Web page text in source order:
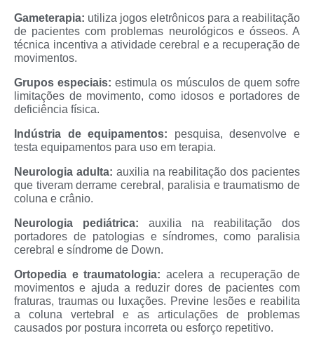
Gameterapia: utiliza jogos eletrônicos para a reabilitação
de pacientes com problemas neurológicos e ósseos. A
técnica incentiva a atividade cerebral e a recuperação de
movimentos.
Grupos especiais: estimula os músculos de quem sofre
limitações de movimento, como idosos e portadores de
deficiência física.
Indústria de equipamentos: pesquisa, desenvolve e
testa equipamentos para uso em terapia.
Neurologia adulta: auxilia na reabilitação dos pacientes
que tiveram derrame cerebral, paralisia e traumatismo de
coluna e crânio.
Neurologia pediátrica: auxilia na reabilitação dos
portadores de patologias e síndromes, como paralisia
cerebral e síndrome de Down.
Ortopedia e traumatologia: acelera a recuperação de
movimentos e ajuda a reduzir dores de pacientes com
fraturas, traumas ou luxações. Previne lesões e reabilita
a coluna vertebral e as articulações de problemas
causados por postura incorreta ou esforço repetitivo.